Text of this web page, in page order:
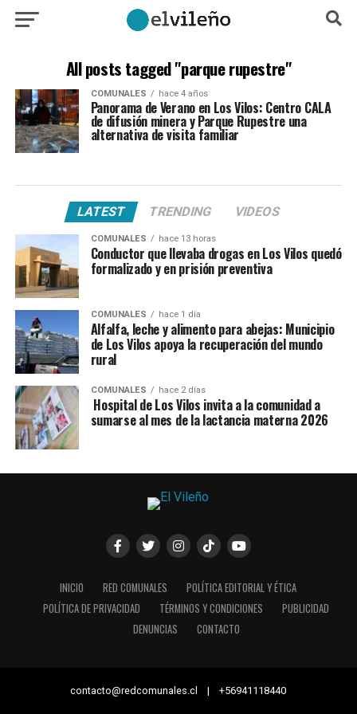
All posts tagged "parque rupestre"
COMUNALES hace 4 años
Panorama de Verano en Los Vilos: Centro CALA
de difusión minera y Parque Rupestre una
alternativa de visita familiar
LATEST TRENDING VIDEOS
COMUNALES hace 13 horas
Conductor que llevaba drogas en Los Vilos quedó
formalizado y en prisión preventiva
COMUNALES hace 1 día
Alfalfa, leche y alimento para abejas: Municipio
de Los Vilos apoya la recuperación del mundo
rural
COMUNALES hace 2 días
Hospital de Los Vilos invita a la comunidad a
sumarse al mes de la lactancia materna 2026
INICIO RED COMUNALES
POLÍTICA EDITORIAL Y ÉTICA
POLÍTICA DE PRIVACIDAD
TÉRMINOS Y CONDICIONES
PUBLICIDAD
DENUNCIAS
CONTACTO
contacto@redcomunales.cl | +56941118440